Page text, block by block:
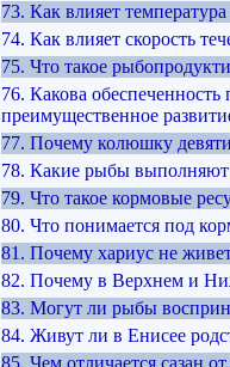
73. Как влияет
74. Как влияет скорость
75. Что такое
76. Какова
преимущественное
77. Почему колюшку
78. Какие рыбы выполняют
79. Что такое кормовые
80. Что понимается под
81. Почему хариус не
82. Почему в Верхнем и
83. Могут ли рыбы
84. Живут ли в Енисее
85. Чем отличается сазан